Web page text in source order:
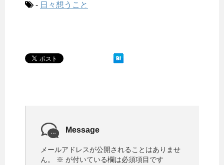
- 日々想うこと
Message
メールアドレスが公開されることはありませ
ん。
※ が付いている欄は必須項目です